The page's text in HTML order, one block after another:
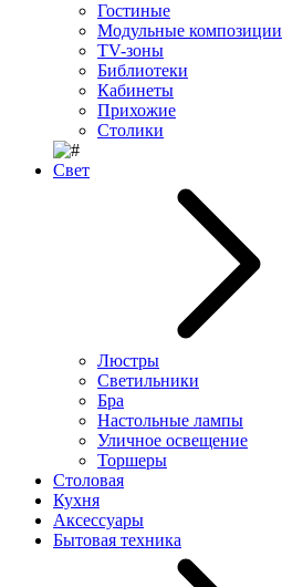
Гостиные
Модульные композиции
TV-зоны
Библиотеки
Кабинеты
Прихожие
Столики
Свет
Люстры
Светильники
Бра
Настольные лампы
Уличное освещение
Торшеры
Столовая
Кухня
Аксессуары
Бытовая техника